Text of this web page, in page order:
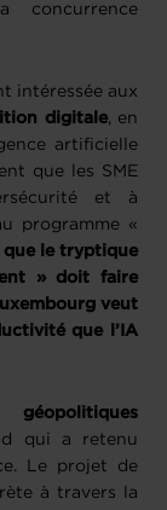
intéressée aux
digitale, en
artificielle
que les SME
et à
programme «
que le tryptique
» doit faire
veut
que l’IA
géopolitiques
qui a retenu
Le projet de
à travers la